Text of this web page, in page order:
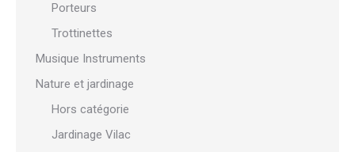
Porteurs
Trottinettes
Musique Instruments
Nature et jardinage
Hors catégorie
Jardinage Vilac